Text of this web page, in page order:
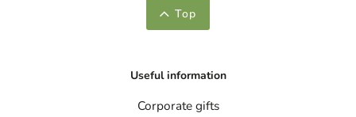
Top
Useful information
Corporate gifts